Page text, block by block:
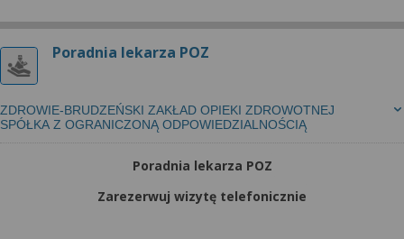
Poradnia lekarza POZ
ZDROWIE-BRUDZEŃSKI ZAKŁAD OPIEKI ZDROWOTNEJ
SPÓŁKA Z OGRANICZONĄ ODPOWIEDZIALNOŚCIĄ
Poradnia lekarza POZ
Zarezerwuj wizytę telefonicznie